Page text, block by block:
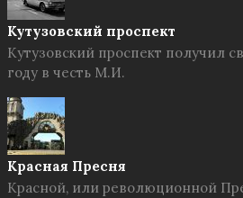
Кутузовский проспект
Кутузовский проспект получил
году в честь М.И.
Красная Пресня
Красной, или революционной